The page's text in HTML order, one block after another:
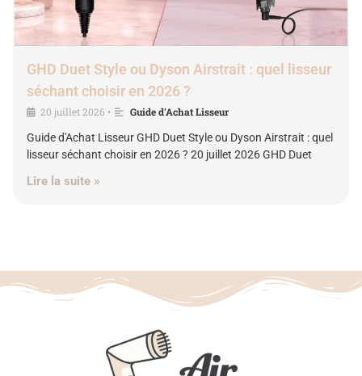
GHD Duet Style ou Dyson Airstrait : quel lisseur
séchant choisir en 2026 ?
20 juillet 2026 •
Guide d'Achat Lisseur
Guide d'Achat Lisseur GHD Duet Style ou Dyson Airstrait : quel
lisseur séchant choisir en 2026 ? 20 juillet 2026 GHD Duet
Lire la suite »